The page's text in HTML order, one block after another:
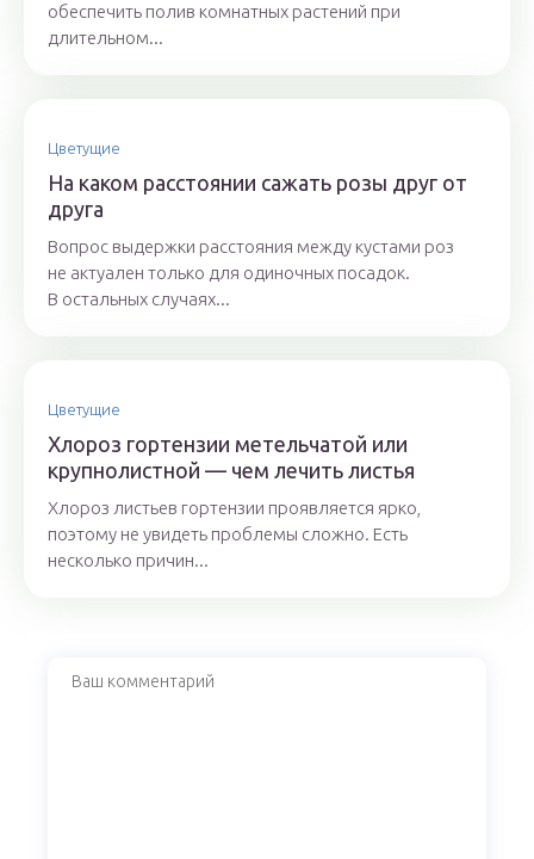
обеспечить полив комнатных растений при
длительном...
Цветущие
На каком расстоянии сажать розы друг от
друга
Вопрос выдержки расстояния между кустами роз
не актуален только для одиночных посадок.
В остальных случаях...
Цветущие
Хлороз гортензии метельчатой или
крупнолистной — чем лечить листья
Хлороз листьев гортензии проявляется ярко,
поэтому не увидеть проблемы сложно. Есть
несколько причин...